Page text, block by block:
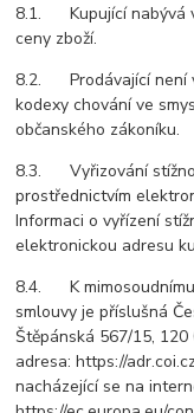
8.1. Kupující nabývá
ceny zboží.
8.2. Prodávající není
kodexy chování ve
občanského zákoníku.
8.3. Vyřizování
prostřednictvím
Informaci o vyřízení
elektronickou adresu
8.4. K
smlouvy je příslušná
Štěpánská 567/15,
adresa: https://
nacházející se na